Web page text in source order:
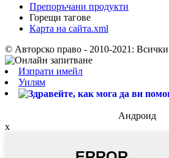
Препоръчани продукти
Горещи тагове
Карта на сайта.xml
© Авторско право - 2010-2021: Всички
Изпрати имейл
Уилям
Андроид
x